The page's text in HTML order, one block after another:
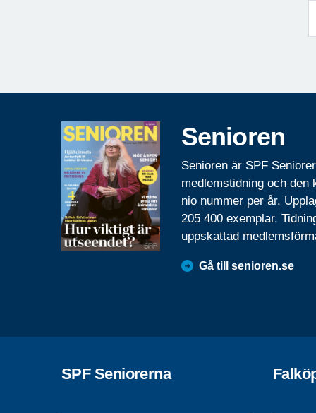
Senioren
Senioren är SPF
medlemstidning och den
nio nummer per år.
205 400 exemplar.
uppskattad
Gå till senioren.se
SPF Seniorerna